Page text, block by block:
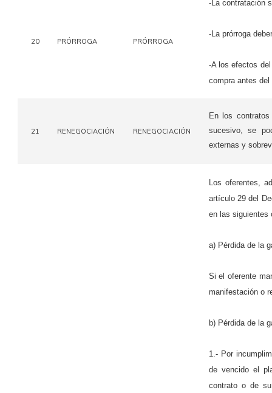
20 PRÓRROGA PRÓRROGA
-La contratación
-La prórroga
-A los efectos
compra antes
21 RENEGOCIACIÓN RENEGOCIACIÓN
En los
sucesivo, se
externas y
Los oferentes,
artículo 29 del
en las siguientes
a) Pérdida de la
Si el oferente
manifestación o
b) Pérdida de la
1.- Por
de vencido el
contrato o de